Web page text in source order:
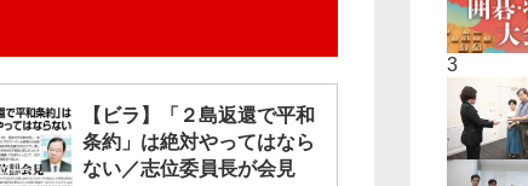
【ビラ】「２島返還で平和
条約」は絶対やってはなら
ない／志位委員長が会見